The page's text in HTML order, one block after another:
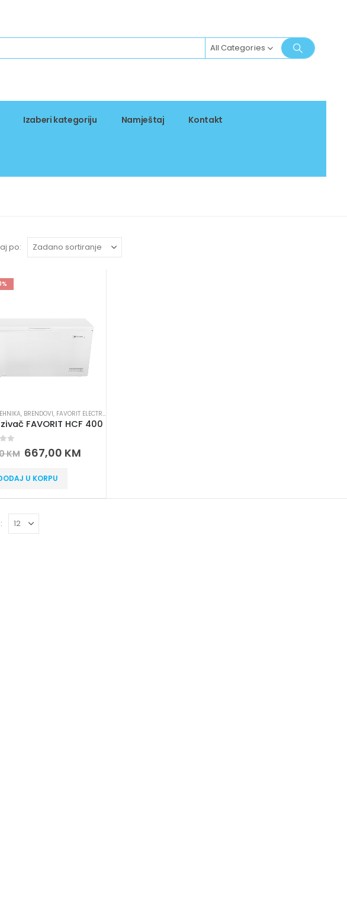
All Categories
Izaberi kategoriju Namještaj Kontakt
po:
, BRENDOVI, FAVORIT ELECTRONICS
FAVORIT HCF 400
KM 667,00 KM
U KORPU